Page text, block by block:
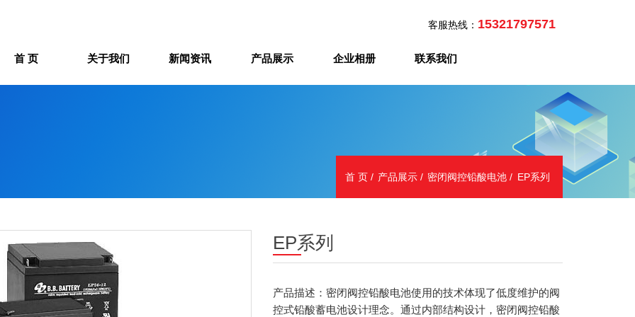
首 页 关于我们 新闻资讯 产品展示 企业相册 联系我们
客服热线： 15321797571
首 页 产品展示 密闭阀控铅酸电池 EP系列
EP系列
产品描述：密闭阀控铅酸电池使用的技术体现了低度维护的阀
控式铅酸蓄电池设计理念。通过内部结构设计，密闭阀控铅酸